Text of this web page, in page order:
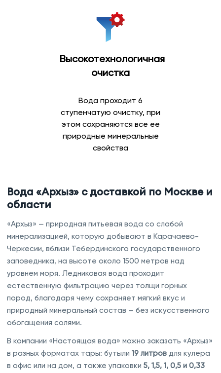
Высокотехнологичная
очистка
Вода проходит 6
ступенчатую очистку, при
этом сохраняются все ее
природные минеральные
свойства
Вода «Архыз» с доставкой по Москве и
области
«Архыз» — природная питьевая вода со слабой
минерализацией, которую добывают в Карачаево-
Черкесии, вблизи Тебердинского государственного
заповедника, на высоте около 1500 метров над
уровнем моря. Ледниковая вода проходит
естественную фильтрацию через толщи горных
пород, благодаря чему сохраняет мягкий вкус и
природный минеральный состав — без искусственного
обогащения солями.
В компании «Настоящая вода» можно заказать «Архыз»
в разных форматах тары: бутыли 19 литров для кулера
в офис или на дом, а также упаковки 5, 1,5, 1, 0,5 и 0,33